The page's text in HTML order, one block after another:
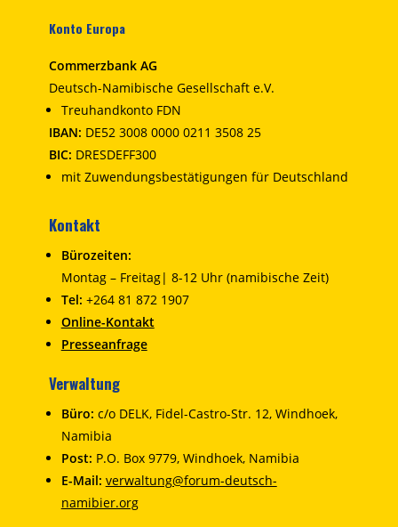
Konto Europa
Commerzbank AG
Deutsch-Namibische Gesellschaft e.V.
Treuhandkonto FDN
IBAN: DE52 3008 0000 0211 3508 25
BIC: DRESDEFF300
mit Zuwendungsbestätigungen für Deutschland
Kontakt
Bürozeiten:
Montag – Freitag| 8-12 Uhr (namibische Zeit)
Tel: +264 81 872 1907
Online-Kontakt
Presseanfrage
Verwaltung
Büro: c/o DELK, Fidel-Castro-Str. 12, Windhoek,
Namibia
Post: P.O. Box 9779, Windhoek, Namibia
E-Mail: verwaltung@forum-deutsch-
namibier.org